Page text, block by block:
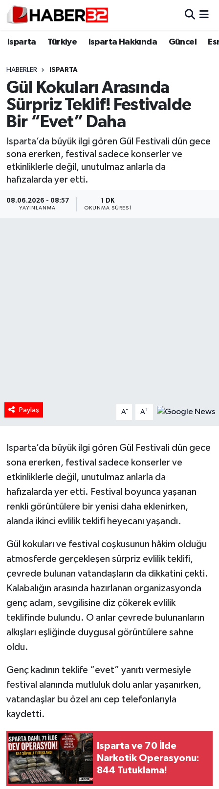
Isparta Türkiye Isparta Hakkında Güncel
HABERLER ISPARTA
Gül Kokuları Arasında
Sürpriz Teklif! Festivalde
Bir “Evet” Daha
Isparta’da büyük ilgi gören Gül Festivali dün gece
sona ererken, festival sadece konserler ve
etkinliklerle değil, unutulmaz anlarla da
hafızalarda yer etti.
08.06.2026 - 08:57
YAYINLANMA
1 DK
OKUNMA SÜRESI
Paylaş A- A+
Isparta’da büyük ilgi gören Gül Festivali dün gece
sona ererken, festival sadece konserler ve
etkinliklerle değil, unutulmaz anlarla da
hafızalarda yer etti. Festival boyunca yaşanan
renkli görüntülere bir yenisi daha eklenirken,
alanda ikinci evlilik teklifi heyecanı yaşandı.
Gül kokuları ve festival coşkusunun hâkim olduğu
atmosferde gerçekleşen sürpriz evlilik teklifi,
çevrede bulunan vatandaşların da dikkatini çekti.
Kalabalığın arasında hazırlanan organizasyonda
genç adam, sevgilisine diz çökerek evlilik
teklifinde bulundu. O anlar çevrede bulunanların
alkışları eşliğinde duygusal görüntülere sahne
oldu.
Genç kadının teklife “evet” yanıtı vermesiyle
festival alanında mutluluk dolu anlar yaşanırken,
vatandaşlar bu özel anı cep telefonlarıyla
kaydetti.
Isparta ve 70 İlde
Narkotik Operasyonu:
844 Tutuklama!
Isparta
Esnaf Diyor ki;
ASAYİŞ
BİLİM VE TEKNOLOJİ
EĞİTİM
GENEL
Güncel
SAĞLIK
Tarihi Yapılarımız
Teknoloji
Türkiye
İletişim
Künye
Isparta Nöbetçi Eczaneler
Isparta Trafik Yoğunluk Haritası
Süper Lig Puan Durumu ve Fikstür
Tüm Manşetler
Son Dakika Haberleri
Haber Arşivi